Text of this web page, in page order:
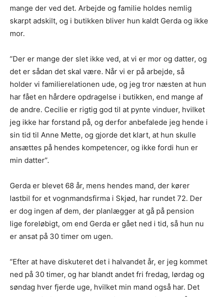
mange der ved det. Arbejde og familie holdes nemlig
skarpt adskilt, og i butikken bliver hun kaldt Gerda og ikke
mor.
“Der er mange der slet ikke ved, at vi er mor og datter, og
det er sådan det skal være. Når vi er på arbejde, så
holder vi familierelationen ude, og jeg tror næsten at hun
har fået en hårdere opdragelse i butikken, end mange af
de andre. Cecilie er rigtig god til at pynte vinduer, hvilket
jeg ikke har forstand på, og derfor anbefalede jeg hende i
sin tid til Anne Mette, og gjorde det klart, at hun skulle
ansættes på hendes kompetencer, og ikke fordi hun er
min datter”.
Gerda er blevet 68 år, mens hendes mand, der kører
lastbil for et vognmandsfirma i Skjød, har rundet 72. Der
er dog ingen af dem, der planlægger at gå på pension
lige foreløbigt, om end Gerda er gået ned i tid, så hun nu
er ansat på 30 timer om ugen.
“Efter at have diskuteret det i halvandet år, er jeg kommet
ned på 30 timer, og har blandt andet fri fredag, lørdag og
søndag hver fjerde uge, hvilket min mand også har. Det